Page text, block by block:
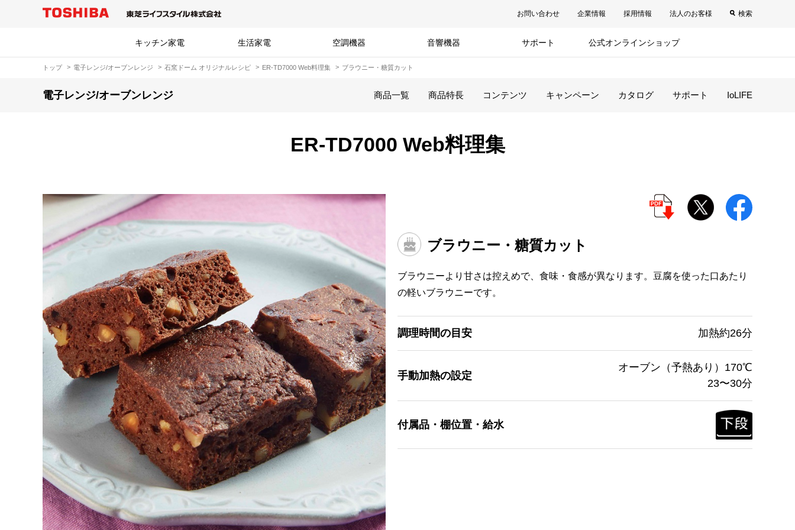
お問い合わせ 企業情報 採用情報 法人のお客様 検索
キッチン家電 生活家電 空調機器 音響機器 サポート 公式オンラインショップ
トップ 電子レンジ/オーブンレンジ 石窯ドーム オリジナルレシピ ER-TD7000 Web料理集 ブラウニー・糖質カット
電子レンジ/オーブンレンジ 商品一覧 商品特長 コンテンツ キャンペーン カタログ サポート IoLIFE
ER-TD7000 Web料理集
ブラウニー・糖質カット
ブラウニーより甘さは控えめで、食味・食感が異なります。豆腐を使った口あたり
の軽いブラウニーです。
調理時間の目安 加熱約26分
手動加熱の設定
オーブン（予熱あり）170℃
23〜30分
付属品・棚位置・給水